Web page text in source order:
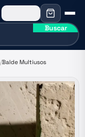
Buscar
/Balde Multiusos